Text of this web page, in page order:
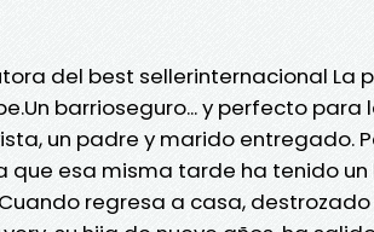
del best sellerinternacional La
barrioseguro... y perfecto
un padre y marido entregado.
que esa misma tarde ha tenido un
regresa a casa,